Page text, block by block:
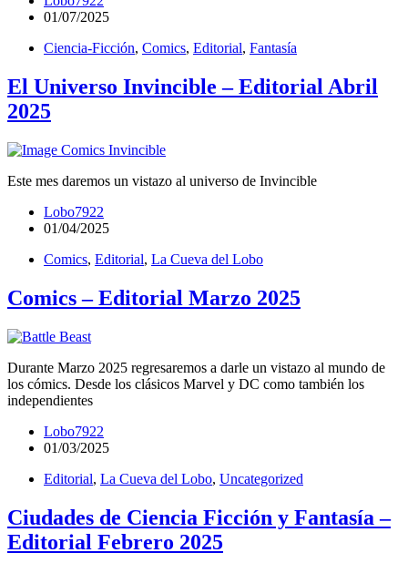
01/07/2025
Ciencia-Ficción, Comics, Editorial, Fantasía
El Universo Invincible – Editorial Abril
2025
Este mes daremos un vistazo al universo de Invincible
Lobo7922
01/04/2025
Comics, Editorial, La Cueva del Lobo
Comics – Editorial Marzo 2025
Durante Marzo 2025 regresaremos a darle un vistazo al mundo de
los cómics. Desde los clásicos Marvel y DC como también los
independientes
Lobo7922
01/03/2025
Editorial, La Cueva del Lobo, Uncategorized
Ciudades de Ciencia Ficción y Fantasía –
Editorial Febrero 2025